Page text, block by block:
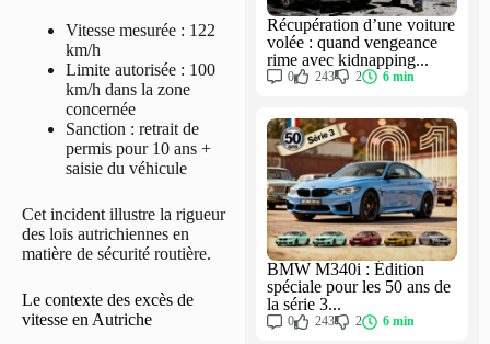
Vitesse mesurée : 122
km/h
Limite autorisée : 100
km/h dans la zone
concernée
Sanction : retrait de
permis pour 10 ans +
saisie du véhicule
Cet incident illustre la rigueur
des lois autrichiennes en
matière de sécurité routière.
Le contexte des excès de
vitesse en Autriche
Récupération d’une voiture
volée : quand vengeance
rime avec kidnapping...
0 243 2 6 min
BMW M340i : Édition
spéciale pour les 50 ans de
la série 3...
0 243 2 6 min